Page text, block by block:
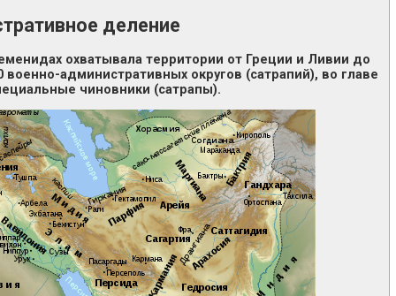
деление
охватывала территории от Греции и Ливии до
административных округов (сатрапий), во главе
чиновники (сатрапы).